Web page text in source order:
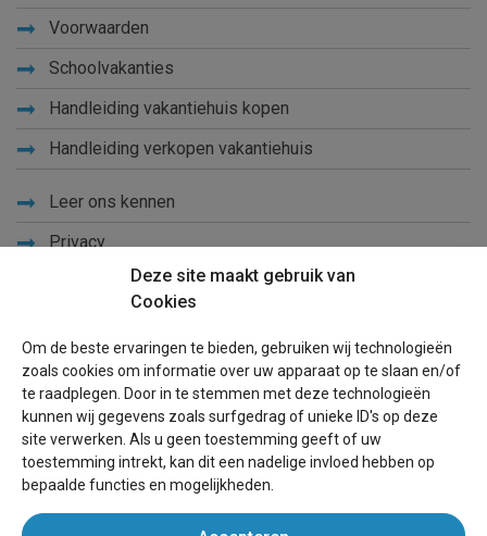
Deze site maakt gebruik van
Cookies
Om de beste ervaringen te bieden, gebruiken wij technologieën
zoals cookies om informatie over uw apparaat op te slaan en/of
te raadplegen. Door in te stemmen met deze technologieën
kunnen wij gegevens zoals surfgedrag of unieke ID's op deze
site verwerken. Als u geen toestemming geeft of uw
toestemming intrekt, kan dit een nadelige invloed hebben op
bepaalde functies en mogelijkheden.
Voorwaarden
Schoolvakanties
Handleiding vakantiehuis kopen
Handleiding verkopen vakantiehuis
Leer ons kennen
Privacy
Blog
Voor eigenaren
Een advertentie plaatsen